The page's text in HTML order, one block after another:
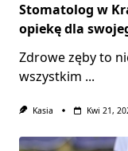
Stomatolog w
opiekę dla
Zdrowe zęby to
wszystkim ...
Kasia Kwi 21,